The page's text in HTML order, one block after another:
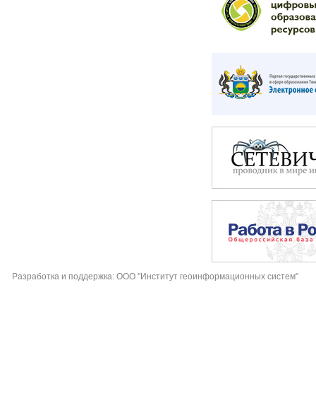
Разработка и поддержка: ООО "Институт геоинформационных систем"